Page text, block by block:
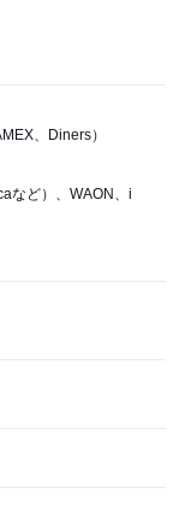
、Diners）
など）、WAON、i